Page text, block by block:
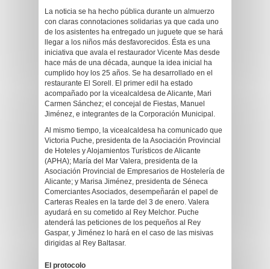
La noticia se ha hecho pública durante un almuerzo
con claras connotaciones solidarias ya que cada uno
de los asistentes ha entregado un juguete que se hará
llegar a los niños más desfavorecidos. Ésta es una
iniciativa que avala el restaurador Vicente Mas desde
hace más de una década, aunque la idea inicial ha
cumplido hoy los 25 años. Se ha desarrollado en el
restaurante El Sorell. El primer edil ha estado
acompañado por la vicealcaldesa de Alicante, Mari
Carmen Sánchez; el concejal de Fiestas, Manuel
Jiménez, e integrantes de la Corporación Municipal.
Al mismo tiempo, la vicealcaldesa ha comunicado que
Victoria Puche, presidenta de la Asociación Provincial
de Hoteles y Alojamientos Turísticos de Alicante
(APHA); María del Mar Valera, presidenta de la
Asociación Provincial de Empresarios de Hostelería de
Alicante; y Marisa Jiménez, presidenta de Séneca
Comerciantes Asociados, desempeñarán el papel de
Carteras Reales en la tarde del 3 de enero. Valera
ayudará en su cometido al Rey Melchor. Puche
atenderá las peticiones de los pequeños al Rey
Gaspar, y Jiménez lo hará en el caso de las misivas
dirigidas al Rey Baltasar.
El protocolo